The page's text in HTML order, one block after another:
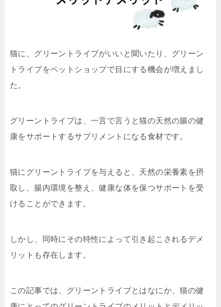
猫に、グリーントライプがいいと聞いたり、グリーン
トライプをペットショップで目にする機会が増えまし
た。
グリーントライプは、一言で言うと猫の天然の腸の健
康をサポートするサプリメントになる食材です。
猫にグリーントライプを与えると、天然の栄養素を摂
取し、腸内環境を整え、健康な体を保つサポートを受
けることができます。
しかし、同時にその特性によって引き起こされるデメ
リットも存在します。
この記事では、グリーントライプとはなにか、猫の健